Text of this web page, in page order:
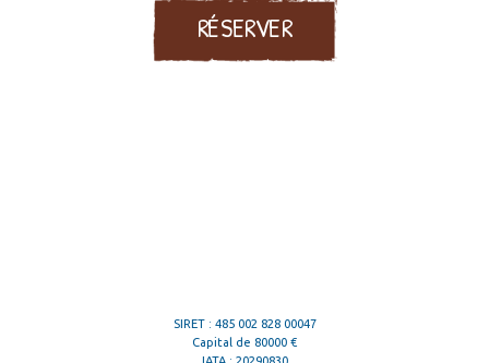
RÉSERVER
SIRET : 485 002 828 00047
Capital de 80000 €